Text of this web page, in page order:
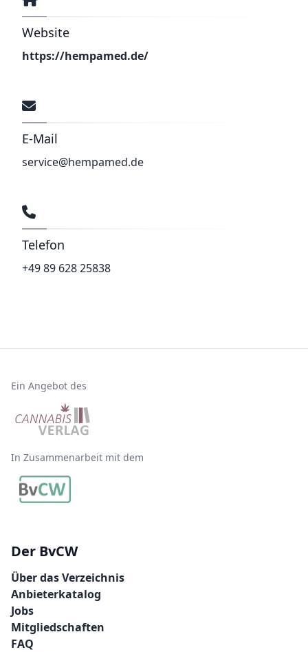
Website
https://hempamed.de/
E-Mail
service@hempamed.de
Telefon
+49 89 628 25838
Ein Angebot des
In Zusammenarbeit mit dem
Der BvCW
Über das Verzeichnis
Anbieterkatalog
Jobs
Mitgliedschaften
FAQ